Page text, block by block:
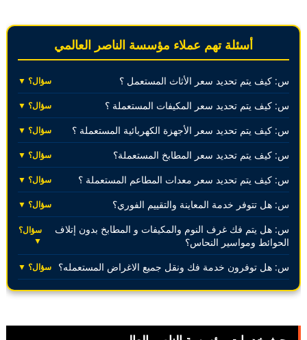
أسئلة تهم عملاء مؤسسة الناصر العالمي
س: كيف يتم تحديد سعر الأثاث المستعمل ؟ سؤال؟ ▼
س: كيف يتم تحديد سعر المكيفات المستعملة ؟ سؤال؟ ▼
س: كيف يتم تحديد سعر الأجهزة الكهربائية المستعملة ؟ سؤال؟ ▼
س: كيف يتم تحديد سعر المطابخ المستعملة؟ سؤال؟ ▼
س: كيف يتم تحديد سعر معدات المطاعم المستعملة ؟ سؤال؟ ▼
س: هل تتوفر خدمة المعاينة والتقييم الفوري؟ سؤال؟ ▼
س: هل يتم فك غرف النوم والمكيفات و المطابخ بدون إتلاف
الحوائط ومواسير النحاس؟
سؤال؟
▼
س: هل توفرون خدمة فك ونقل جميع الاغراض المستعمله؟ سؤال؟ ▼